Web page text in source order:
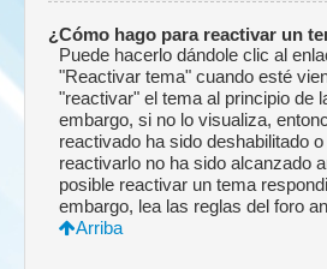
¿Cómo hago para reactivar un
Puede hacerlo dándole clic al
"Reactivar tema" cuando esté
"reactivar" el tema al principio de
embargo, si no lo visualiza,
reactivado ha sido deshabilitado
reactivarlo no ha sido alcanzado
posible reactivar un tema
embargo, lea las reglas del foro
Arriba